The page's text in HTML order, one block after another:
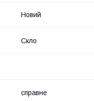
Новий
Скло
справне